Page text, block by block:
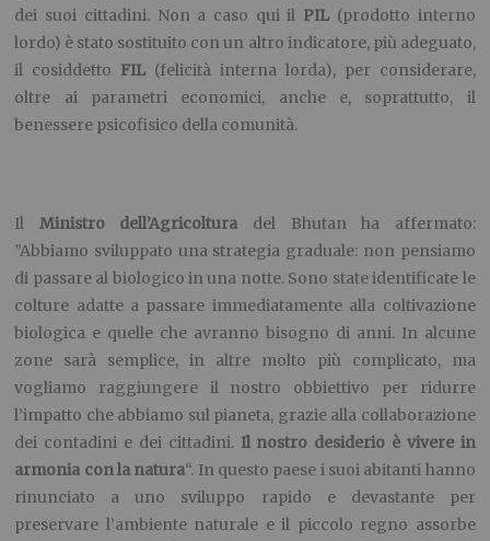
dei suoi cittadini. Non a caso qui il PIL (prodotto interno
lordo) è stato sostituito con un altro indicatore, più adeguato,
il cosiddetto FIL (felicità interna lorda), per considerare,
oltre ai parametri economici, anche e, soprattutto, il
benessere psicofisico della comunità.
Il Ministro dell’Agricoltura del Bhutan ha affermato:
”Abbiamo sviluppato una strategia graduale: non pensiamo
di passare al biologico in una notte. Sono state identificate le
colture adatte a passare immediatamente alla coltivazione
biologica e quelle che avranno bisogno di anni. In alcune
zone sarà semplice, in altre molto più complicato, ma
vogliamo raggiungere il nostro obbiettivo per ridurre
l’impatto che abbiamo sul pianeta, grazie alla collaborazione
dei contadini e dei cittadini. Il nostro desiderio è vivere in
armonia con la natura“. In questo paese i suoi abitanti hanno
rinunciato a uno sviluppo rapido e devastante per
preservare l’ambiente naturale e il piccolo regno assorbe